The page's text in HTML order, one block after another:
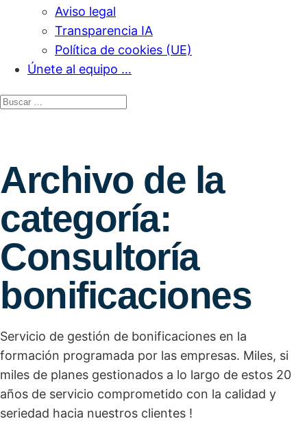
Aviso legal
Transparencia IA
Política de cookies (UE)
Únete al equipo …
Archivo de la
categoría:
Consultoría
bonificaciones
Servicio de gestión de bonificaciones en la
formación programada por las empresas. Miles, si
miles de planes gestionados a lo largo de estos 20
años de servicio comprometido con la calidad y
seriedad hacia nuestros clientes !